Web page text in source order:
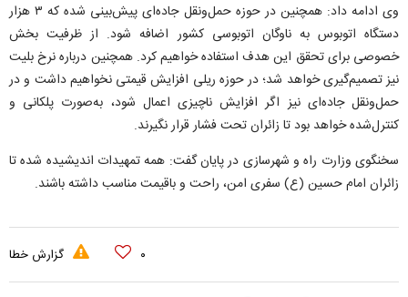
وی ادامه داد: همچنین در حوزه حمل‌ونقل جاده‌ای پیش‌بینی شده که ۳ هزار
دستگاه اتوبوس به ناوگان اتوبوسی کشور اضافه شود. از ظرفیت بخش
خصوصی برای تحقق این هدف استفاده خواهیم کرد. همچنین درباره نرخ بلیت
نیز تصمیم‌گیری خواهد شد؛ در حوزه ریلی افزایش قیمتی نخواهیم داشت و در
حمل‌ونقل جاده‌ای نیز اگر افزایش ناچیزی اعمال شود، به‌صورت پلکانی و
کنترل‌شده خواهد بود تا زائران تحت فشار قرار نگیرند.
سخنگوی وزارت راه و شهرسازی در پایان گفت: همه تمهیدات اندیشیده شده تا
زائران امام حسین (ع) سفری امن، راحت و باقیمت مناسب داشته باشند.
۰ گزارش خطا